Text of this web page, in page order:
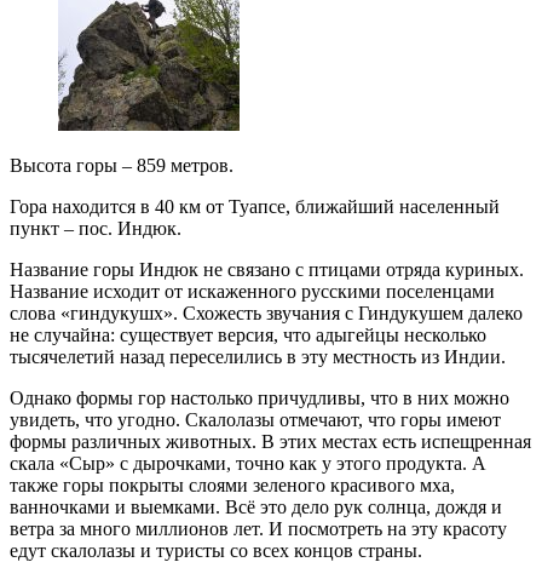
Высота горы – 859 метров.
Гора находится в 40 км от Туапсе, ближайший населенный
пункт – пос. Индюк.
Название горы Индюк не связано с птицами отряда куриных.
Название исходит от искаженного русскими поселенцами
слова «гиндукушх». Схожесть звучания с Гиндукушем далеко
не случайна: существует версия, что адыгейцы несколько
тысячелетий назад переселились в эту местность из Индии.
Однако формы гор настолько причудливы, что в них можно
увидеть, что угодно. Скалолазы отмечают, что горы имеют
формы различных животных. В этих местах есть испещренная
скала «Сыр» с дырочками, точно как у этого продукта. А
также горы покрыты слоями зеленого красивого мха,
ванночками и выемками. Всё это дело рук солнца, дождя и
ветра за много миллионов лет. И посмотреть на эту красоту
едут скалолазы и туристы со всех концов страны.